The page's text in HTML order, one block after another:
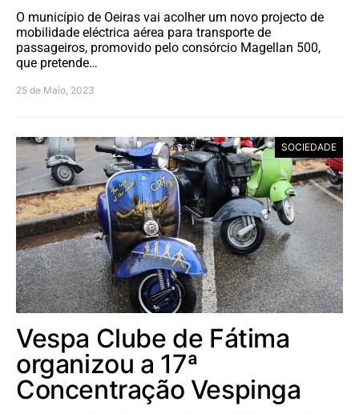
O município de Oeiras vai acolher um novo projecto de
mobilidade eléctrica aérea para transporte de
passageiros, promovido pelo consórcio Magellan 500,
que pretende…
25 de Maio, 2023
SOCIEDADE
Vespa Clube de Fátima
organizou a 17ª
Concentração Vespinga